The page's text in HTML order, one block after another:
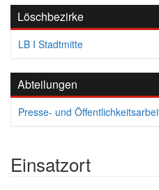
Löschbezirke
LB I Stadtmitte
Abteilungen
Presse- und
Einsatzort